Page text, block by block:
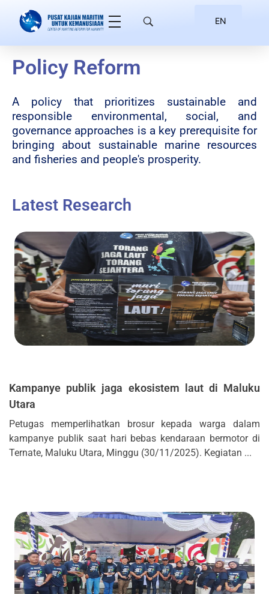
Policy Reform
A policy that prioritizes sustainable and
responsible environmental, social, and
governance approaches is a key prerequisite for
bringing about sustainable marine resources
and fisheries and people's prosperity.
Latest Research
Kampanye publik jaga ekosistem laut di Maluku
Utara
Petugas memperlihatkan brosur kepada warga dalam
kampanye publik saat hari bebas kendaraan bermotor di
Ternate, Maluku Utara, Minggu (30/11/2025). Kegiatan ...
EN